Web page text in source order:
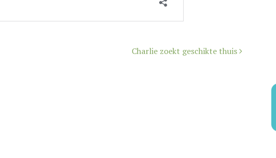
Charlie zoekt geschikte thuis